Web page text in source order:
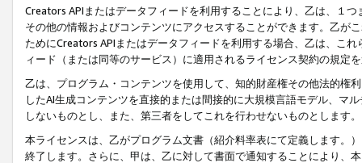
Creators APIまたはデータフィードを利用することにより、乙は、１
その他の情報およびコンテンツにアクセスすることができます。乙が
ためにCreators APIまたはデータフィードを利用する場合、乙は、こ
ィード（または同等のサービス）に適用されるライセンス契約の規定
乙は、プログラム・コンテンツを使用して、知的財産権その他法的権
したAI生成コンテンツを直接的または間接的に大規模言語モデル、マ
しないものとし、また、第三者をしてこれを行わせないものとします。
本ライセンスは、乙がプログラム文書（紹介料率表にて定義します。
終了します。さらに、甲は、乙に対して書面で通知することにより、